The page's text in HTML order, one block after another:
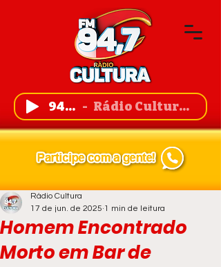
94,7 FM Rádio Cultura de Guanambi
Homem Encontrado
Morto em Bar de
Rádio Cultura
17 de jun. de 2025 1 min de leitura